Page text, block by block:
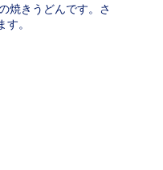
焼きうどんです。さ
。